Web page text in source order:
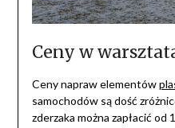
Ceny w
Ceny napraw elementów
samochodów są dość
zderzaka można zapłacić od